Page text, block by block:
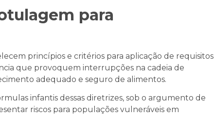
para
princípios e critérios para aplicação de requisitos
que provoquem interrupções na cadeia de
adequado e seguro de alimentos.
infantis dessas diretrizes, sob o argumento de
riscos para populações vulneráveis em